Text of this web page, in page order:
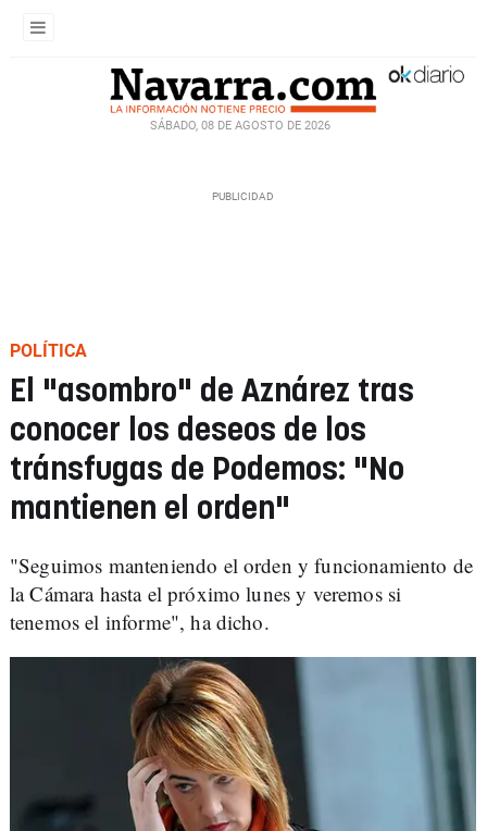
SÁBADO, 08 DE AGOSTO DE 2026
POLÍTICA
El "asombro" de Aznárez tras
conocer los deseos de los
tránsfugas de Podemos: "No
mantienen el orden"
"Seguimos manteniendo el orden y funcionamiento de
la Cámara hasta el próximo lunes y veremos si
tenemos el informe", ha dicho.